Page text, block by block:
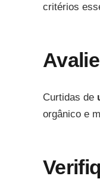
critérios
Curtidas de
orgânico e